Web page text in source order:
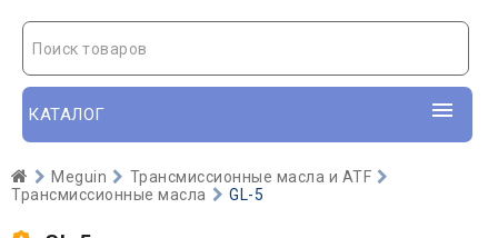
Поиск товаров
КАТАЛОГ
Meguin
Трансмиссионные масла и ATF
Трансмиссионные масла
GL-5